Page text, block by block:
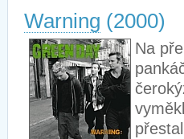
Warning (2000)
Na